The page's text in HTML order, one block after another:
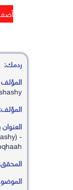
ردمك:
المؤلف
المؤلف:
-